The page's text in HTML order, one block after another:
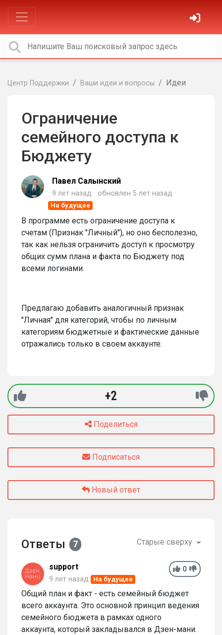
Центр Поддержки Ваши идеи и вопросы Идеи
Ограничение
семейного доступа к
Бюджету
Павел Салынский
9 лет назад обновлен 5 лет назад
На будущее
В программе есть ограничение доступа к
счетам (Признак "Личный"), но оно бесполезно,
так как нельзя ограничить доступ к просмотру
общих сумм плана и факта по Бюджету под
всеми логинами.
Предлагаю добавить аналогичный признак
"Личная" для категорий, чтобы по личным
категориям бюджетные и фактические данные
отражались только в своем аккаунте.
+2
Поделиться
Подписаться
Новый ответ
Ответы 7 Старые сверху
0
support
9 лет назад На будущее
Общий план и факт - есть семейный бюджет
всего аккаунта. Это основной принцип ведения
семейного бюджета в рамках одного
аккаунта, который закладывался в Дзен-мани.